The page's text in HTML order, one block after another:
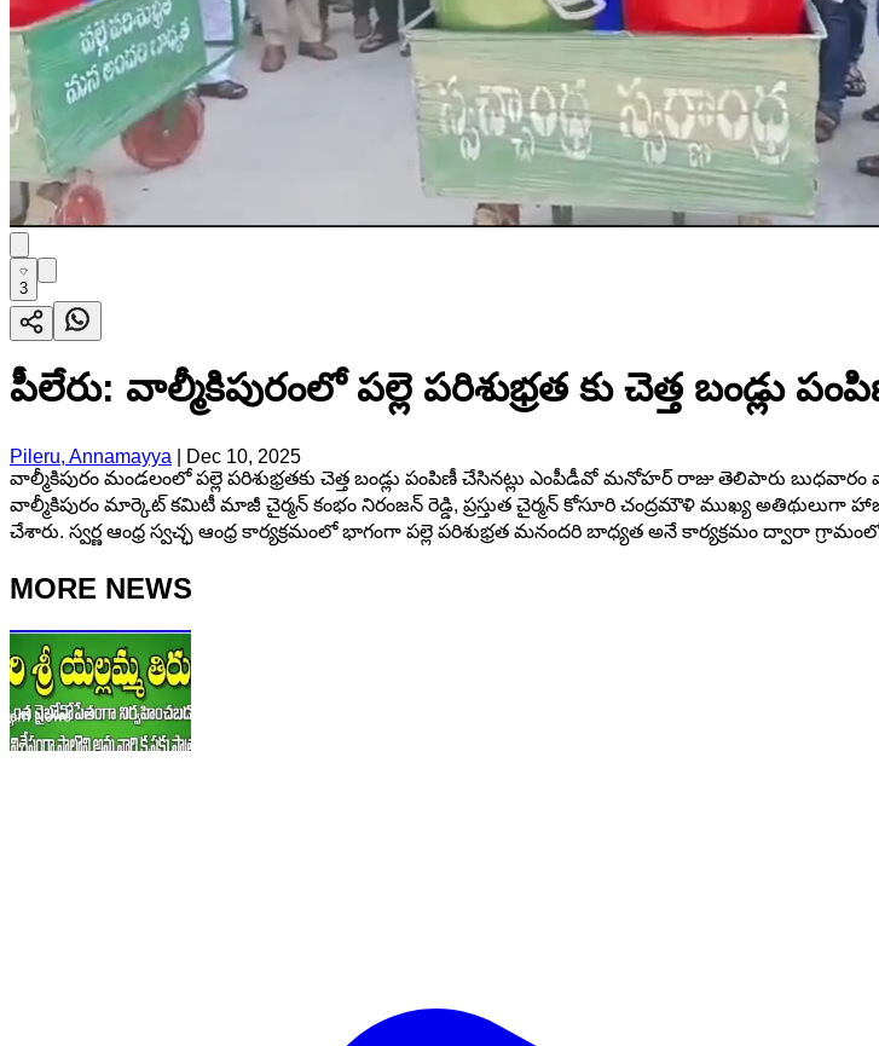
3
పీలేరు: వాల్మీకిపురంలో పల్లె పరిశుభ్రత కు చెత్త బండ్లు
Pileru, Annamayya
Dec 10, 2025
వాల్మీకిపురం మండలంలో పల్లె పరిశుభ్రతకు చెత్త బండ్లు పంపిణీ చేసినట్లు ఎంపీడీవో మనోహర్ రాజు తెలిపారు బుధవారం
వాల్మీకిపురం మార్కెట్ కమిటీ మాజీ చైర్మన్ కంభం నిరంజన్ రెడ్డి, ప్రస్తుత చైర్మన్ కోసూరి చంద్రమౌళి ముఖ్య
చేశారు. స్వర్ణ ఆంధ్ర స్వచ్ఛ ఆంధ్ర కార్యక్రమంలో భాగంగా పల్లె పరిశుభ్రత మనందరి బాధ్యత అనే కార్యక్రమం ద్వారా
MORE NEWS